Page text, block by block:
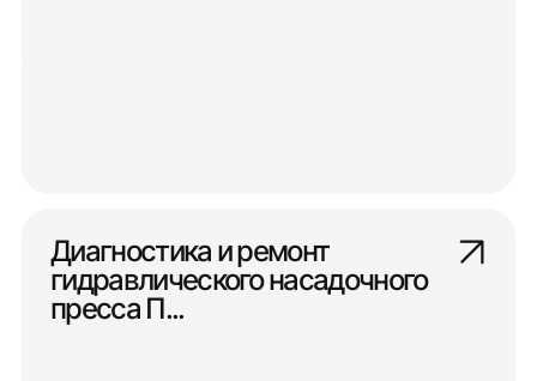
Диагностика и ремонт
гидравлического насадочного
пресса П...